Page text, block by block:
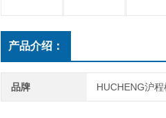
产品介绍：
品牌 HUCHENG沪